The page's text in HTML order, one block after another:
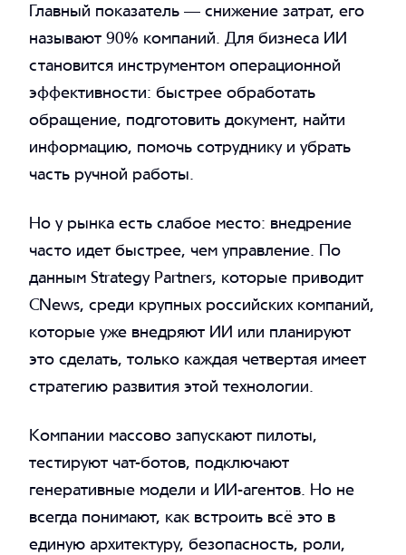
Главный показатель — снижение затрат, его
называют 90% компаний. Для бизнеса ИИ
становится инструментом операционной
эффективности: быстрее обработать
обращение, подготовить документ, найти
информацию, помочь сотруднику и убрать
часть ручной работы.
Но у рынка есть слабое место: внедрение
часто идет быстрее, чем управление. По
данным Strategy Partners, которые приводит
CNews, среди крупных российских компаний,
которые уже внедряют ИИ или планируют
это сделать, только каждая четвертая имеет
стратегию развития этой технологии.
Компании массово запускают пилоты,
тестируют чат-ботов, подключают
генеративные модели и ИИ-агентов. Но не
всегда понимают, как встроить всё это в
единую архитектуру, безопасность, роли,